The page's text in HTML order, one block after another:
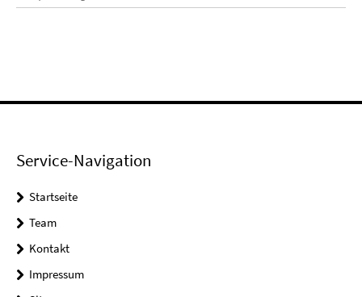
Service-Navigation
Startseite
Team
Kontakt
Impressum